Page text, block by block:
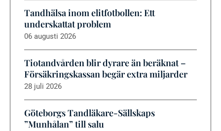
Tandhälsa inom elitfotbollen: Ett
underskattat problem
06 augusti 2026
Tiotandvården blir dyrare än beräknat –
Försäkringskassan begär extra miljarder
28 juli 2026
Göteborgs Tandläkare-Sällskaps
”Munhålan” till salu